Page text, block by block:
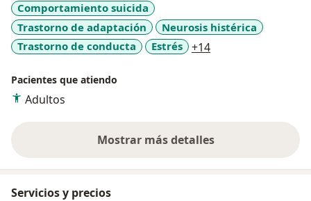
Comportamiento suicida
Trastorno de adaptación
Neurosis histérica
Trastorno de conducta
Estrés +14
Pacientes que atiendo
Adultos
Mostrar más detalles
sobre la experiencia
Servicios y precios